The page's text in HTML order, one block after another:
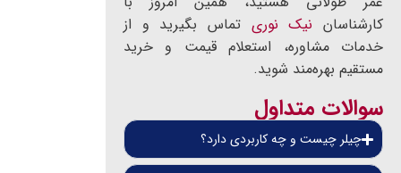
کارشناسان نیک نوری تماس بگیرید و از
خدمات مشاوره، استعلام قیمت و خرید
مستقیم بهره‌مند شوید.
سوالات متداول
چیلر چیست و چه کاربردی دارد؟